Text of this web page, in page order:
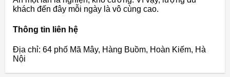
khách đến đây mỗi ngày là vô cùng cao.
Thông tin liên hệ
Địa chỉ: 64 phố Mã Mây, Hàng Buồm, Hoàn Kiếm, Hà
Nội